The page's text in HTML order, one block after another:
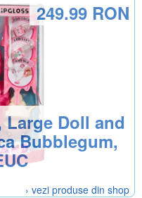
Large Doll and
Bubblegum,
249.99 RON
› vezi produse din shop